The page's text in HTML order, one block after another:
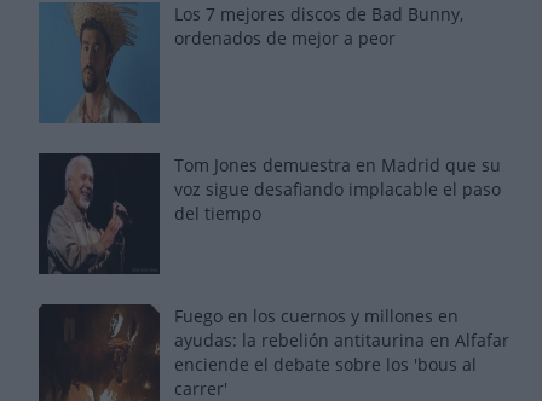
Los 7 mejores discos de Bad Bunny,
ordenados de mejor a peor
Tom Jones demuestra en Madrid que su
voz sigue desafiando implacable el paso
del tiempo
Fuego en los cuernos y millones en
ayudas: la rebelión antitaurina en Alfafar
enciende el debate sobre los 'bous al
carrer'